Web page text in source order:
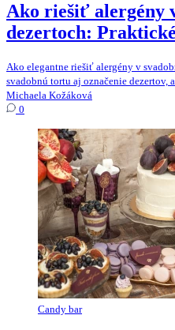
Ako riešiť alergény
dezertoch:
Ako elegantne riešiť alergény v
svadobnú tortu aj označenie
Michaela Kožáková
0
Candy bar